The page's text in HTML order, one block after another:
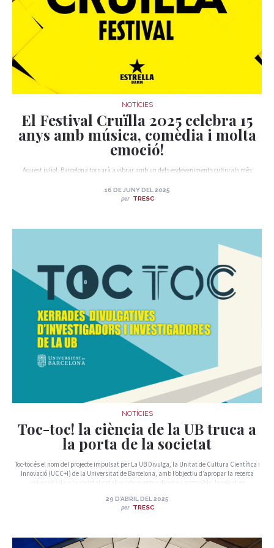
NOTÍCIES
El Festival Cruïlla 2025 celebra 15
anys amb música, comèdia i molta
emoció!
Aquest juliol, Barcelona tornarà a vibrar amb un dels esdeveniments culturals més
ja emblemàtic Parc del Fòrum. Un espai a l’aire lliure, davant del mar i sota les estrelles,
que es converteix cada any en el punt de trobada per a milers d’amants de la música, l’art
16 DE JUNY DEL 2025
per TRESC
NOTÍCIES
Toc-toc! la ciència de la UB truca a
la porta de la societat
Toc-toc és el nom del projecte impulsat per La UB Divulga, la Unitat de Cultura Científica i
Innovació (UCC+I) de la Universitat de Barcelona, amb l’objectiu d’apropar la recerca
universitària a la societat catalana de manera directa i accessible. Inspirat en
precisament això: una invitació perquè qualsevol entitat, centre educatiu o equipament
municipal pugui obrir la porta al coneixement científic i rebre, a casa seva, una xerrada
29 D’ABRIL DEL 2025
per TRESC